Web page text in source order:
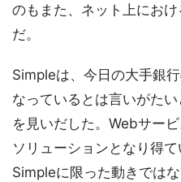
のもまた、ネット上にお
だ。
Simpleは、今日の大手銀
なっているとは言いがた
を見いだした。Webサー
ソリューションとなり得
Simpleに限った動きでは